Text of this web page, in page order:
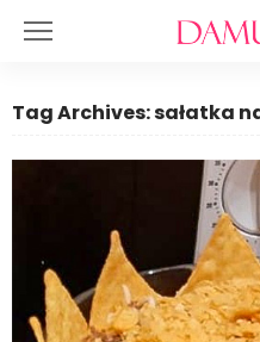
Tag Archives: sałatka